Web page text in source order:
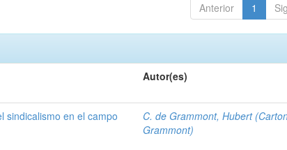
Anterior 1
Autor(es)
sindicalismo en el campo
C. de Grammont, Hubert
Grammont)